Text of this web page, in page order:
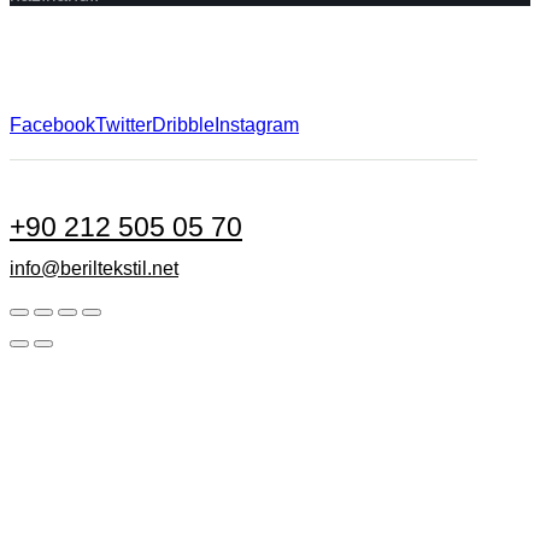
FacebookTwitterDribble Instagram
+90 212 505 05 70
info@beriltekstil.net